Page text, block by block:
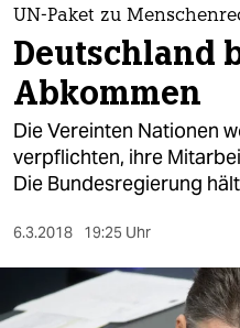
themen
politik
öko
gesellschaft
sport
berlin
UN-Paket zu
Deutschland
Abkommen
Die Vereinten Nationen
verpflichten, ihre
Die Bundesregierung
6.3.2018 19:25 Uhr